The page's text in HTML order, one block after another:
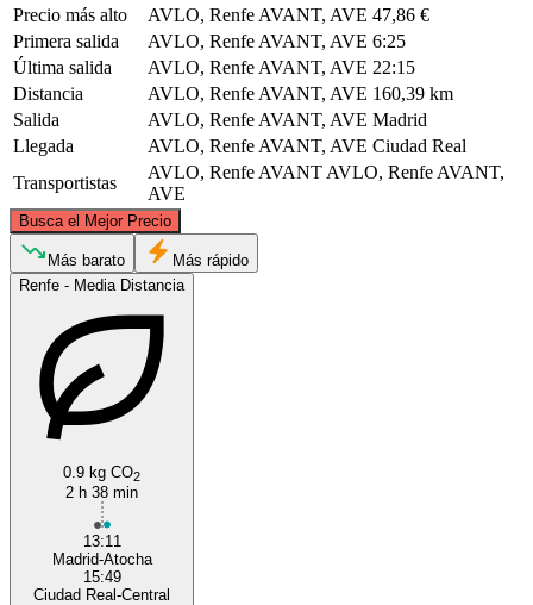
Precio más alto
AVLO, Renfe AVANT, AVE 47,86 €
Primera salida
AVLO, Renfe AVANT, AVE 6:25
Última salida
AVLO, Renfe AVANT, AVE 22:15
Distancia
AVLO, Renfe AVANT, AVE 160,39 km
Salida
AVLO, Renfe AVANT, AVE Madrid
Llegada
AVLO, Renfe AVANT, AVE Ciudad Real
Transportistas
AVLO, Renfe AVANT AVLO, Renfe AVANT,
AVE
Busca el Mejor Precio
Más barato
Más rápido
Renfe - Media Distancia
0.9 kg CO2
2 h 38 min
13:11
Madrid-Atocha
15:49
Ciudad Real-Central